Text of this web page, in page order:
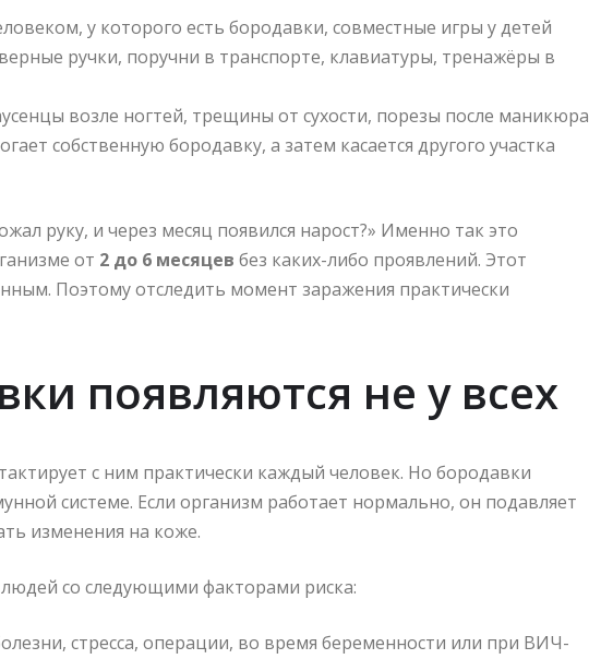
у которого есть бородавки, совместные игры у детей
ручки, поручни в транспорте, клавиатуры, тренажёры в
возле ногтей, трещины от сухости, порезы после маникюра
собственную бородавку, а затем касается другого участка
руку, и через месяц появился нарост?» Именно так это
от 2 до 6 месяцев без каких-либо проявлений. Этот
Поэтому отследить момент заражения практически
появляются не у всех
с ним практически каждый человек. Но бородавки
системе. Если организм работает нормально, он подавляет
изменения на коже.
со следующими факторами риска:
стресса, операции, во время беременности или при ВИЧ-